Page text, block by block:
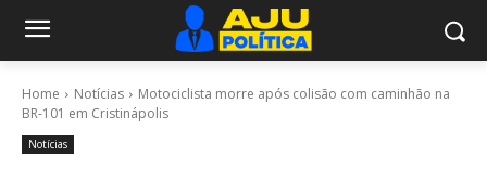
Home Notícias
Motociclista morre após colisão com caminhão na
BR-101 em Cristinápolis
Notícias